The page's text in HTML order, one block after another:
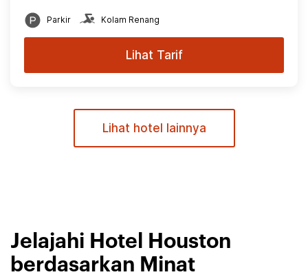
Parkir Kolam Renang
Lihat Tarif
Lihat hotel lainnya
Jelajahi Hotel Houston
berdasarkan Minat